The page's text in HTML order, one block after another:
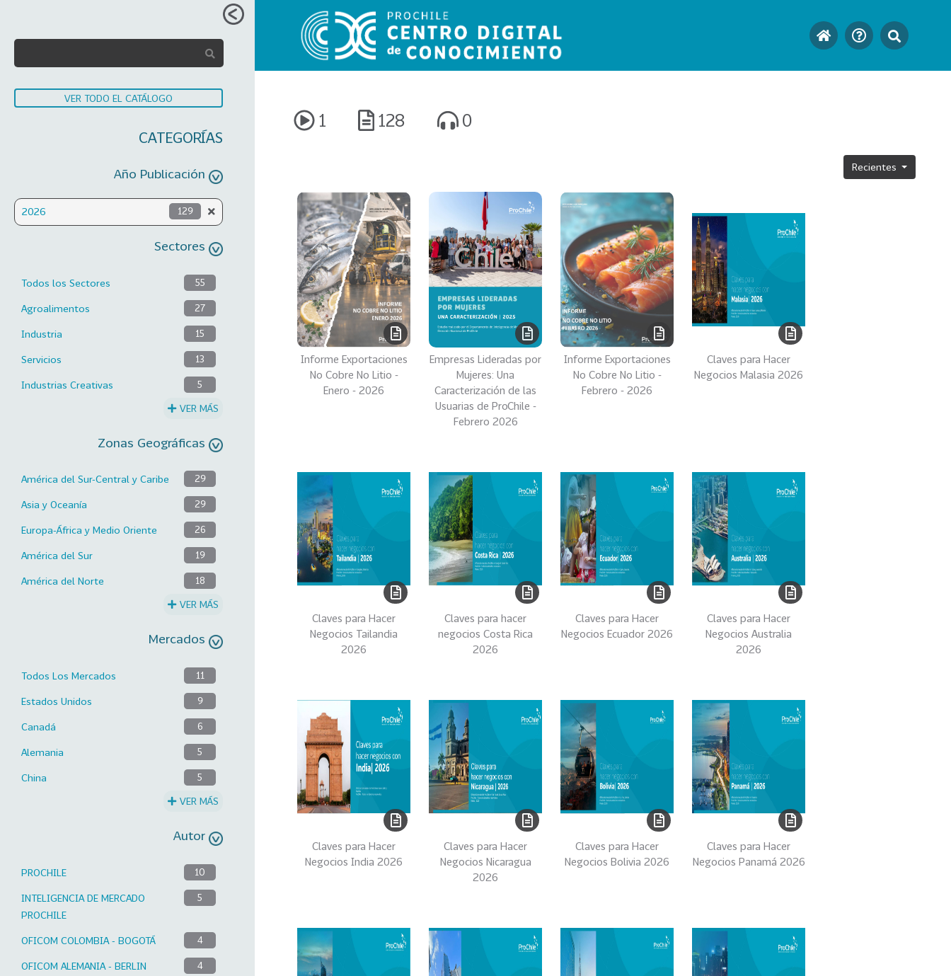
VER TODO EL CATÁLOGO
CATEGORÍAS
Año Publicación
2026 129
Sectores
Todos los Sectores 55
Agroalimentos 27
Industria 15
Servicios 13
Industrias Creativas 5
VER MÁS
Zonas Geográficas
América del Sur-Central y Caribe 29
Asia y Oceanía 29
Europa-África y Medio Oriente 26
América del Sur 19
América del Norte 18
VER MÁS
Mercados
Todos Los Mercados 11
Estados Unidos 9
Canadá 6
Alemania 5
China 5
VER MÁS
Autor
PROCHILE 10
INTELIGENCIA DE MERCADO
PROCHILE
5
OFICOM COLOMBIA - BOGOTÁ 4
OFICOM ALEMANIA - BERLIN 4
1 128 0
Recientes
Informe Exportaciones
No Cobre No Litio -
Enero - 2026
Empresas Lideradas por
Mujeres: Una
Caracterización de las
Usuarias de ProChile -
Febrero 2026
Informe Exportaciones
No Cobre No Litio -
Febrero - 2026
Claves para Hacer
Negocios Malasia 2026
Claves para Hacer
Negocios Tailandia
2026
Claves para hacer
negocios Costa Rica
2026
Claves para Hacer
Negocios Ecuador 2026
Claves para Hacer
Negocios Australia
2026
Claves para Hacer
Negocios India 2026
Claves para Hacer
Negocios Nicaragua
2026
Claves para Hacer
Negocios Bolivia 2026
Claves para Hacer
Negocios Panamá 2026